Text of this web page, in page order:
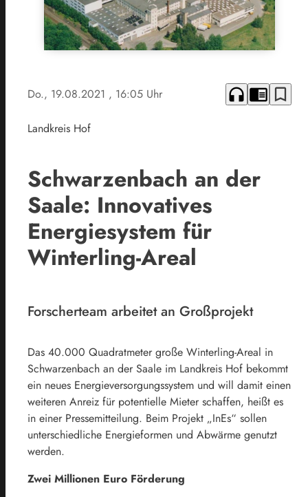
Do., 19.08.2021 , 16:05 Uhr headphones chrome_reader_mode bookmark_border
Landkreis Hof
Schwarzenbach an der
Saale: Innovatives
Energiesystem für
Winterling-Areal
Forscherteam arbeitet an Großprojekt
Das 40.000 Quadratmeter große Winterling-Areal in
Schwarzenbach an der Saale im Landkreis Hof bekommt
ein neues Energieversorgungssystem und will damit einen
weiteren Anreiz für potentielle Mieter schaffen, heißt es
in einer Pressemitteilung. Beim Projekt „InEs“ sollen
unterschiedliche Energieformen und Abwärme genutzt
werden.
Zwei Millionen Euro Förderung